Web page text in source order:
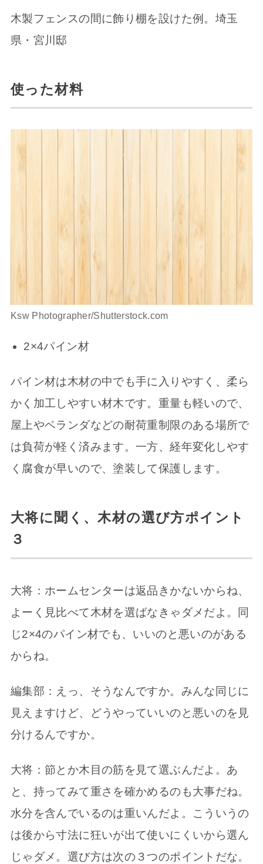
木製フェンスの間に飾り棚を設けた例。埼玉
県・宮川邸
使った材料
Ksw Photographer/Shutterstock.com
2×4パイン材
パイン材は木材の中でも手に入りやすく、柔ら
かく加工しやすい材木です。重量も軽いので、
屋上やベランダなどの耐荷重制限のある場所で
は負荷が軽く済みます。一方、経年変化しやす
く腐食が早いので、塗装して保護します。
大将に聞く、木材の選び方ポイント
３
大将：ホームセンターは返品きかないからね、
よーく見比べて木材を選ばなきゃダメだよ。同
じ2×4のパイン材でも、いいのと悪いのがある
からね。
編集部：えっ、そうなんですか。みんな同じに
見えますけど、どうやっていいのと悪いのを見
分けるんですか。
大将：節とか木目の筋を見て選ぶんだよ。あ
と、持ってみて重さを確かめるのも大事だね。
水分を含んでいるのは重いんだよ。こういうの
は後から寸法に狂いが出て使いにくいから選ん
じゃダメ。選び方は次の３つのポイントだな。